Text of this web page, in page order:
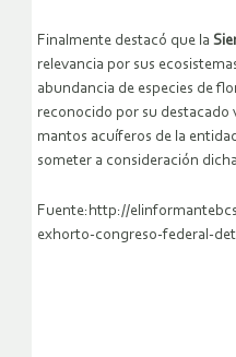
Finalmente destacó que la
relevancia por sus
abundancia de especies de
reconocido por su destacado
mantos acuíferos de la
someter a consideración
Fuente:http://
exhorto-congreso-federal-